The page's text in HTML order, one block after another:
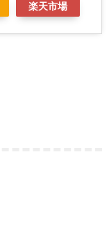
楽天市場